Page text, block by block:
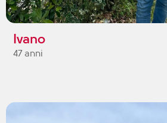
Ivano
47 anni